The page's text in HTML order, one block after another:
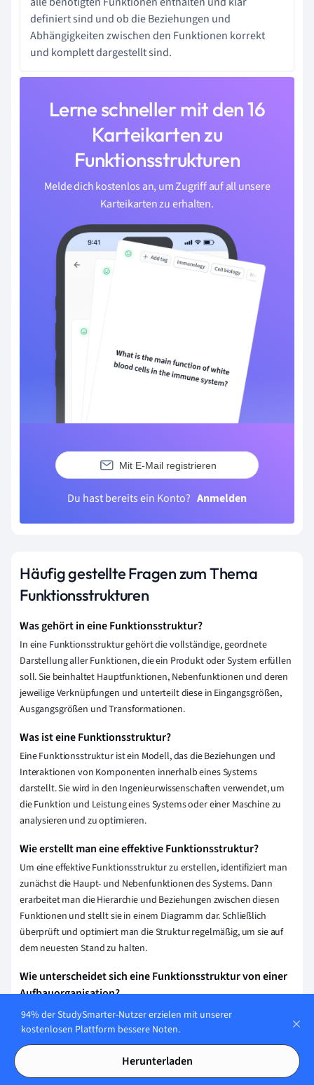
definiert sind und ob die Beziehungen und
Abhängigkeiten zwischen den Funktionen korrekt
und komplett dargestellt sind.
Lerne schneller mit den 16
Karteikarten zu
Funktionsstrukturen
Melde dich kostenlos an, um Zugriff auf all unsere
Karteikarten zu erhalten.
Mit E-Mail registrieren
Du hast bereits ein Konto? Anmelden
Häufig gestellte Fragen zum Thema
Funktionsstrukturen
Was gehört in eine Funktionsstruktur?
In eine Funktionsstruktur gehört die vollständige, geordnete
Darstellung aller Funktionen, die ein Produkt oder System erfüllen
soll. Sie beinhaltet Hauptfunktionen, Nebenfunktionen und deren
jeweilige Verknüpfungen und unterteilt diese in Eingangsgrößen,
Ausgangsgrößen und Transformationen.
Was ist eine Funktionsstruktur?
Eine Funktionsstruktur ist ein Modell, das die Beziehungen und
Interaktionen von Komponenten innerhalb eines Systems
darstellt. Sie wird in den Ingenieurwissenschaften verwendet, um
die Funktion und Leistung eines Systems oder einer Maschine zu
analysieren und zu optimieren.
Wie erstellt man eine effektive Funktionsstruktur?
Um eine effektive Funktionsstruktur zu erstellen, identifiziert man
zunächst die Haupt- und Nebenfunktionen des Systems. Dann
erarbeitet man die Hierarchie und Beziehungen zwischen diesen
Funktionen und stellt sie in einem Diagramm dar. Schließlich
überprüft und optimiert man die Struktur regelmäßig, um sie auf
dem neuesten Stand zu halten.
Wie unterscheidet sich eine Funktionsstruktur von einer
Aufbauorganisation?
Eine Funktionsstruktur ist eine technische Systemorganisation, bei
der Aufgaben nach ihren Funktionen gruppiert werden. Eine
Aufbauorganisation hingegen ist eine Hierarchie im Unternehmen,
die die Beziehungen und Verantwortlichkeiten zwischen den
verschiedenen Abteilungen und Positionen darstellt.
94% der StudySmarter-Nutzer erzielen mit unserer
kostenlosen Plattform bessere Noten.
Herunterladen